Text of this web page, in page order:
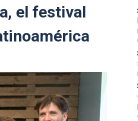
el festival